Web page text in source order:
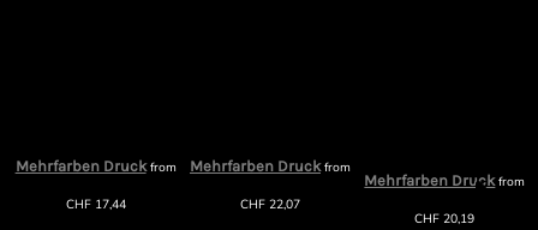
Mehrfarben Druckfrom
CHF17,44
Mehrfarben Druckfrom
CHF22,07
Mehrfarben Druckfrom
CHF 20,19